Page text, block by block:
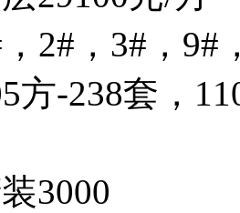
2#，3#，9#
方-238套，
3000